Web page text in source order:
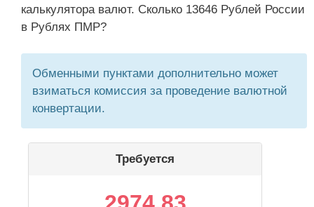
калькулятора валют. Сколько 13646 Рублей России
в Рублях ПМР?
Обменными пунктами дополнительно может
взиматься комиссия за проведение валютной
конвертации.
Требуется